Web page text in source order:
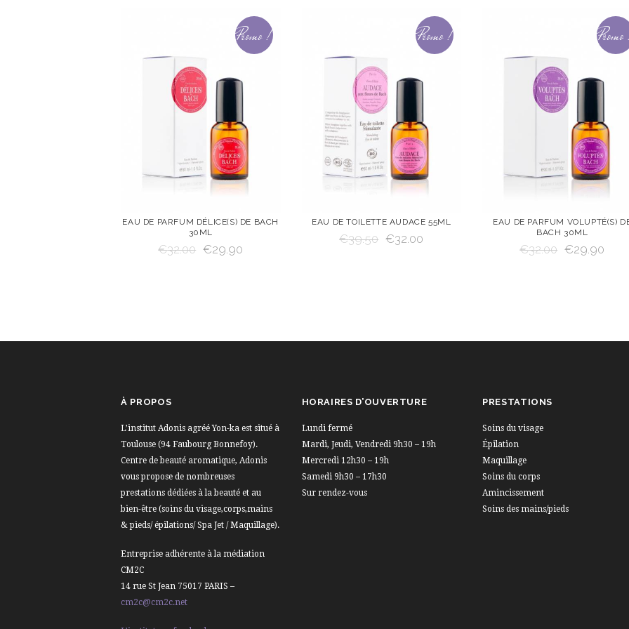
PANIER
Promo !
EAU DE PARFUM DÉLICE(S) DE BACH
30ML
€32.00 €29.90
VOIR
AJOUTER AU
Promo !
EAU DE TOILETTE AUDACE 55ML
€39.50 €32.00
PANIER
EAU DE PARFUM VOLUPTÉ(S)
BACH 30ML
€32.00 €29.90
À PROPOS
L’institut Adonis agréé Yon-ka est situé à
Toulouse (94 Faubourg Bonnefoy).
Centre de beauté aromatique, Adonis
vous propose de nombreuses
prestations dédiées à la beauté et au
bien-être (soins du visage,corps,mains
& pieds/ épilations/ Spa Jet / Maquillage).
Entreprise adhérente à la médiation
CM2C
14 rue St Jean 75017 PARIS –
cm2c@cm2c.net
HORAIRES D’OUVERTURE
Lundi fermé
Mardi, Jeudi, Vendredi 9h30 – 19h
Mercredi 12h30 – 19h
Samedi 9h30 – 17h30
Sur rendez-vous
PRESTATIONS
Soins du visage
Épilation
Maquillage
Soins du corps
Amincissement
Soins des mains/pieds